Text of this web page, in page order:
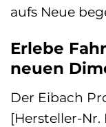
aufs Neue
Erlebe
neuen
Der Eibach
[Hersteller-